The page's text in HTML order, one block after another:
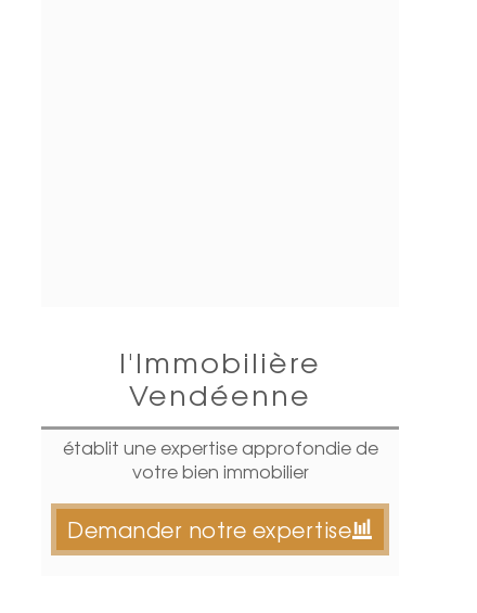
l'Immobilière
Vendéenne
établit une expertise approfondie de
votre bien immobilier
Demander notre expertise